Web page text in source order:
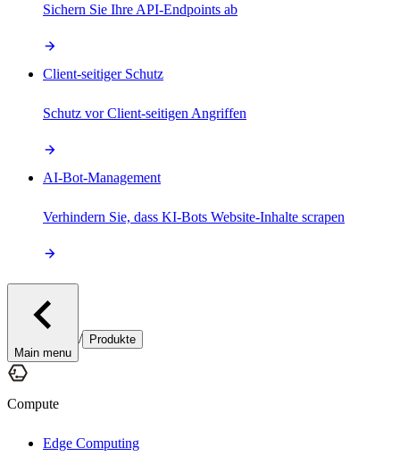
Sichern Sie Ihre API-Endpoints ab
Client-seitiger Schutz
Schutz vor Client-seitigen Angriffen
AI-Bot-Management
Verhindern Sie, dass KI-Bots Website-Inhalte scrapen
Main menu
/ Produkte
Compute
Edge Computing